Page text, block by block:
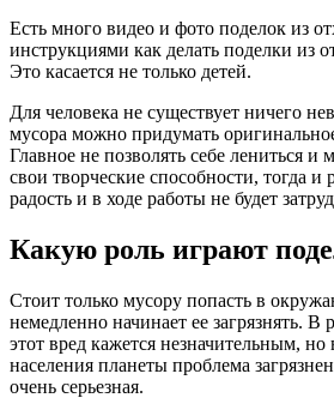
Есть много видео и фото поделок из
инструкциями как делать поделки из
Это касается не только детей.
Для человека не существует ничего
мусора можно придумать
Главное не позволять себе лениться и
свои творческие способности, тогда и
радость и в ходе работы не будет
Какую роль играют
Стоит только мусору попасть в
немедленно начинает ее загрязнять. В
этот вред кажется незначительным, но
населения планеты проблема
очень серьезная.